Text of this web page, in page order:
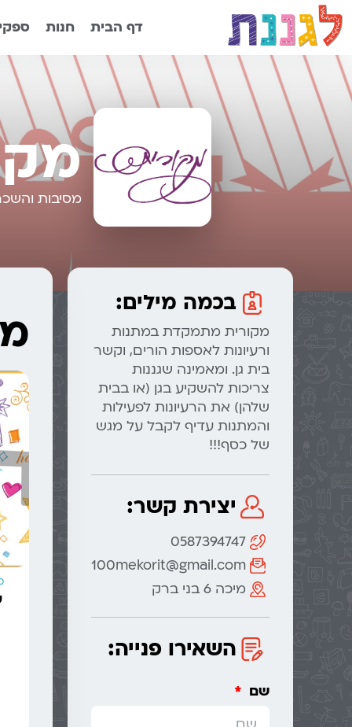
דף הבית חנות
מסיבות
בכמה מילים:
מקורית מתמקדת במתנות
ורעיונות לאספות הורים, וקשר
בית גן. ומאמינה שגננות
צריכות להשקיע בגן (או בבית
שלהן) את הרעיונות לפעילות
והמתנות עדיף לקבל על מגש
של כסף!!!
יצירת קשר:
0587394747
100mekorit@gmail.com
מיכה 6 בני ברק
השאירו פנייה:
שם